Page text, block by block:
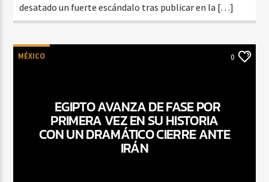
desatado un fuerte escándalo tras publicar en la […]
MÉXICO 0
EGIPTO AVANZA DE FASE POR
PRIMERA VEZ EN SU HISTORIA
CON UN DRAMÁTICO CIERRE ANTE
IRÁN